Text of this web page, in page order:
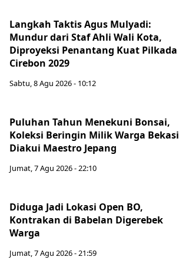
Langkah Taktis Agus Mulyadi:
Mundur dari Staf Ahli Wali Kota,
Diproyeksi Penantang Kuat Pilkada
Cirebon 2029
Sabtu, 8 Agu 2026 - 10:12
Puluhan Tahun Menekuni Bonsai,
Koleksi Beringin Milik Warga Bekasi
Diakui Maestro Jepang
Jumat, 7 Agu 2026 - 22:10
Diduga Jadi Lokasi Open BO,
Kontrakan di Babelan Digerebek
Warga
Jumat, 7 Agu 2026 - 21:59